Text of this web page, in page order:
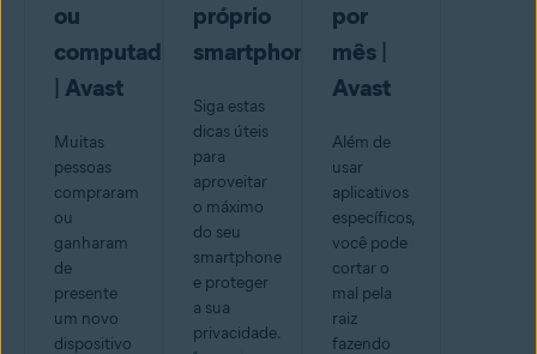
ou
computador
| Avast
Muitas
pessoas
compraram
ou
ganharam
de
presente
um novo
dispositivo
próprio
smartphone
Siga estas
dicas úteis
para
aproveitar
o máximo
do seu
smartphone
e proteger
a sua
privacidade.
por
mês |
Avast
Além de
usar
aplicativos
específicos,
você pode
cortar o
mal pela
raiz
fazendo